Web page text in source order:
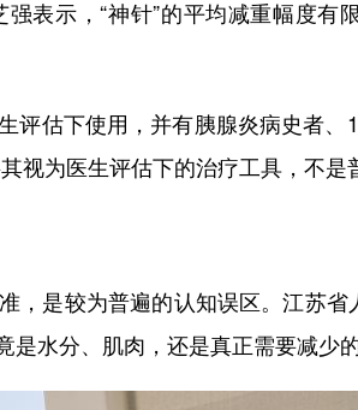
示，“神针”的平均减重幅度有
估下使用，并有胰腺炎病史者、
视为医生评估下的治疗工具，不是
是较为普遍的认知误区。江苏省
水分、肌肉，还是真正需要减少